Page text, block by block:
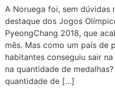
A Noruega foi, sem dúvidas
destaque dos Jogos
PyeongChang 2018, que
mês. Mas como um país de
habitantes conseguiu sair
na quantidade de
quantidade de […]